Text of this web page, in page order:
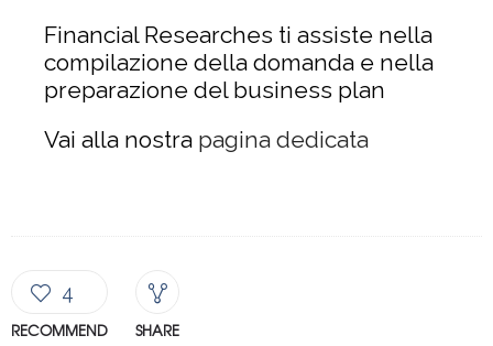
Financial Researches ti assiste nella
compilazione della domanda e nella
preparazione del business plan
Vai alla nostra pagina dedicata
4
RECOMMEND SHARE